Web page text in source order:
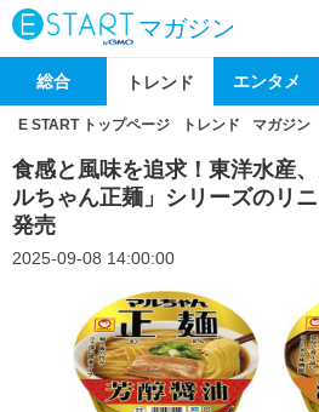
マガジン
総合 トレンド エンタメ
E START トップページ トレンド マガジン
食感と風味を追求！東洋水産
ルちゃん正麺」シリーズのリ
発売
2025-09-08 14:00:00